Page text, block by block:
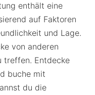
enthält eine
auf Faktoren
und Lage.
von anderen
treffen. Entdecke
buche mit
du die